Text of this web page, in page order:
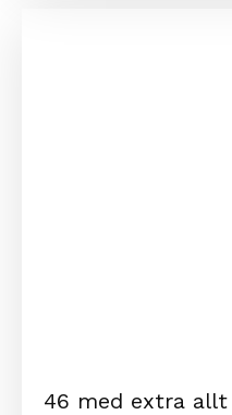
46 med extra allt